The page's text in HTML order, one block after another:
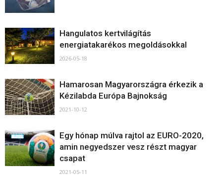
Hangulatos kertvilágítás
energiatakarékos megoldásokkal
2026-05-18
Hamarosan Magyarországra érkezik a
Kézilabda Európa Bajnokság
2021-10-12
Egy hónap múlva rajtol az EURO-2020,
amin negyedszer vesz részt magyar
csapat
2021-05-11